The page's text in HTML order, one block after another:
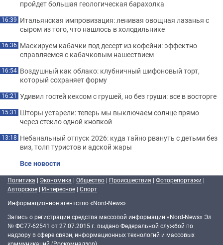
пройдет большая геологическая барахолка
16:39 Итальянская импровизация: ленивая овощная лазанья с
сыром из того, что нашлось в холодильнике
16:36 Маскируем кабачки под десерт из кофейни: эффектно
справляемся с кабачковым нашествием
16:54 Воздушный как облако: клубничный шифоновый торт,
который сохраняет форму
16:21 Удивил гостей кексом с грушей, но без груши: все в восторге
15:31 Шторы устарели: теперь мы выключаем солнце прямо
через стекло одной кнопкой
13:18 Небанальный отпуск 2026: куда тайно рвануть с детьми без
виз, толп туристов и адской жары
Все новости
Политика | Экономика | Общество | Происшествия | Фоторепортажи |
Авторское | Интересное | Спорт
Информационное агентство «Nord-News»
Запись о регистрации средства массовой информации «Nord-News» Эл
№ ФС77-62541 от 27.07.2015 г. выдано Федеральной службой по
надзору в сфере связи, информационных технологий и массовых